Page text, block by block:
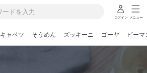
ログイン メニュー
キャベツ そうめん ズッキーニ ゴーヤ ピーマ